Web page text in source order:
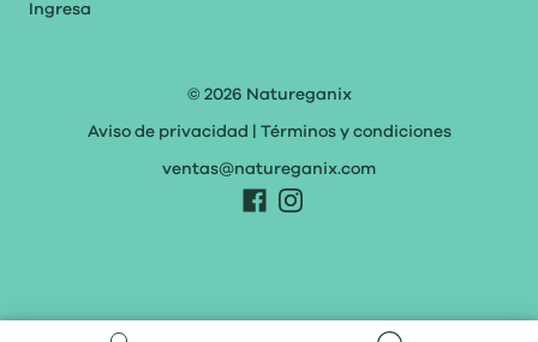
Ingresa
© 2026 Natureganix
Aviso de privacidad Términos y condiciones
ventas@natureganix.com